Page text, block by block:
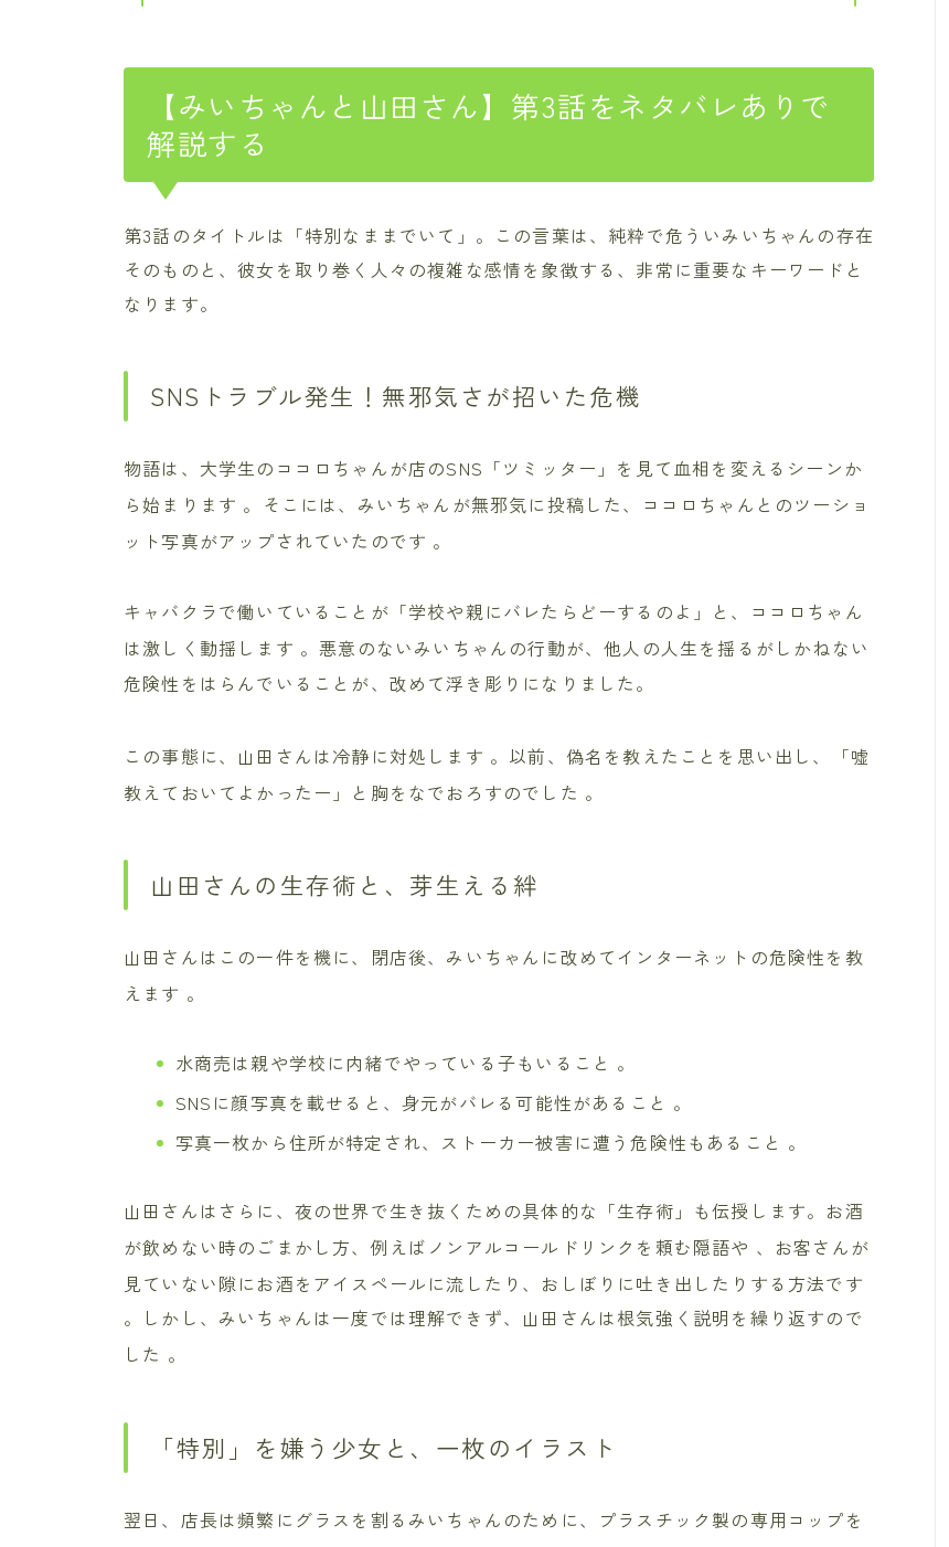
【みいちゃんと山田さん】第3話をネタバレありで
解説する
第3話のタイトルは「特別なままでいて」。この言葉は、純粋で危ういみいちゃんの存在
そのものと、彼女を取り巻く人々の複雑な感情を象徴する、非常に重要なキーワードと
なります。
SNSトラブル発生！無邪気さが招いた危機
物語は、大学生のココロちゃんが店のSNS「ツミッター」を見て血相を変えるシーンか
ら始まります 。そこには、みいちゃんが無邪気に投稿した、ココロちゃんとのツーショ
ット写真がアップされていたのです 。
キャバクラで働いていることが「学校や親にバレたらどーするのよ」と、ココロちゃん
は激しく動揺します 。悪意のないみいちゃんの行動が、他人の人生を揺るがしかねない
危険性をはらんでいることが、改めて浮き彫りになりました。
この事態に、山田さんは冷静に対処します 。以前、偽名を教えたことを思い出し、「嘘
教えておいてよかったー」と胸をなでおろすのでした 。
山田さんの生存術と、芽生える絆
山田さんはこの一件を機に、閉店後、みいちゃんに改めてインターネットの危険性を教
えます 。
水商売は親や学校に内緒でやっている子もいること 。
SNSに顔写真を載せると、身元がバレる可能性があること 。
写真一枚から住所が特定され、ストーカー被害に遭う危険性もあること 。
山田さんはさらに、夜の世界で生き抜くための具体的な「生存術」も伝授します。お酒
が飲めない時のごまかし方、例えばノンアルコールドリンクを頼む隠語や 、お客さんが
見ていない隙にお酒をアイスペールに流したり、おしぼりに吐き出したりする方法です
。しかし、みいちゃんは一度では理解できず、山田さんは根気強く説明を繰り返すので
した 。
「特別」を嫌う少女と、一枚のイラスト
翌日、店長は頻繁にグラスを割るみいちゃんのために、プラスチック製の専用コップを